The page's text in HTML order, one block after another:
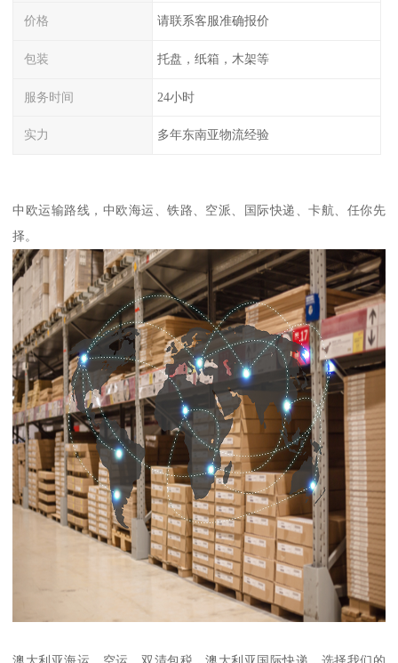
价格 请联系客服准确报价
包装 托盘，纸箱，木架等
服务时间 24小时
实力 多年东南亚物流经验
中欧运输路线，中欧海运、铁路、空派、国际快递、卡航、任你先
择。